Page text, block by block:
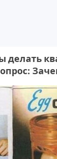
делать